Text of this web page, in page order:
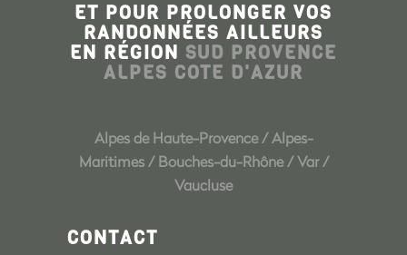
ET POUR PROLONGER VOS
RANDONNÉES AILLEURS
EN RÉGION SUD PROVENCE
ALPES COTE D'AZUR
Alpes de Haute-Provence/Alpes-
Maritimes/Bouches-du-Rhône/Var/
Vaucluse
CONTACT